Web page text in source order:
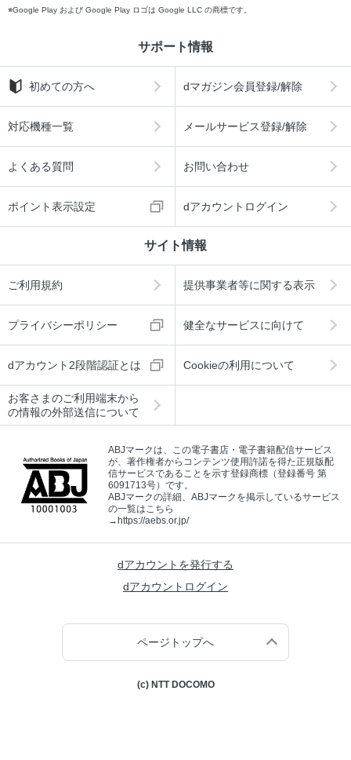
Google Play および Google Play ロゴは Google LLC の商標です。
サポート情報
初めての方へ dマガジン会員登録/解除
対応機種一覧 メールサービス登録/解除
よくある質問 お問い合わせ
ポイント表示設定 dアカウントログイン
サイト情報
ご利用規約 提供事業者等に関する表示
プライバシーポリシー 健全なサービスに向けて
dアカウント2段階認証とは Cookieの利用について
お客さまのご利用端末から
の情報の外部送信について
ABJマークは、この電子書店・電子書籍配信サービス
が、著作権者からコンテンツ使用許諾を得た正規版配
信サービスであることを示す登録商標（登録番号 第
6091713号）です。
ABJマークの詳細、ABJマークを掲示しているサービス
の一覧はこちら
→https://aebs.or.jp/
dアカウントを発行する
dアカウントログイン
ページトップへ
(c) NTT DOCOMO